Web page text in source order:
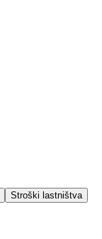
Stroški lastništva